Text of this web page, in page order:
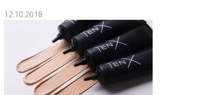
12.10.2018